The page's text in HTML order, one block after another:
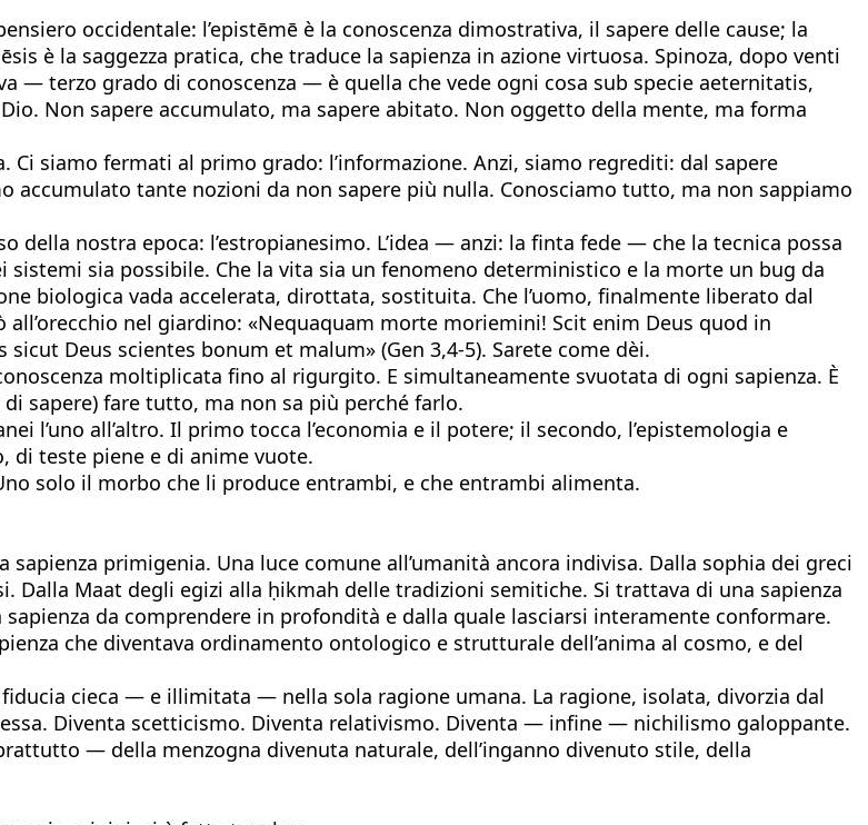
occidentale: l’epistēmē è la conoscenza dimostrativa, il sapere delle cause; la
è la saggezza pratica, che traduce la sapienza in azione virtuosa. Spinoza, dopo venti
— terzo grado di conoscenza — è quella che vede ogni cosa sub specie aeternitatis,
Non sapere accumulato, ma sapere abitato. Non oggetto della mente, ma forma
siamo fermati al primo grado: l’informazione. Anzi, siamo regrediti: dal sapere
accumulato tante nozioni da non sapere più nulla. Conosciamo tutto, ma non sappiamo
nostra epoca: l’estropianesimo. L’idea — anzi: la finta fede — che la tecnica possa
sia possibile. Che la vita sia un fenomeno deterministico e la morte un bug da
biologica vada accelerata, dirottata, sostituita. Che l’uomo, finalmente liberato dal
nel giardino: «Nequaquam morte moriemini! Scit enim Deus quod in
Deus scientes bonum et malum» (Gen 3,4-5). Sarete come dèi.
moltiplicata fino al rigurgito. E simultaneamente svuotata di ogni sapienza. È
sapere) fare tutto, ma non sa più perché farlo.
l’uno all’altro. Il primo tocca l’economia e il potere; il secondo, l’epistemologia e
di teste piene e di anime vuote.
solo il morbo che li produce entrambi, e che entrambi alimenta.
primigenia. Una luce comune all’umanità ancora indivisa. Dalla sophia dei greci
Maat degli egizi alla ḥikmah delle tradizioni semitiche. Si trattava di una sapienza
da comprendere in profondità e dalla quale lasciarsi interamente conformare.
che diventava ordinamento ontologico e strutturale dell’anima al cosmo, e del
cieca — e illimitata — nella sola ragione umana. La ragione, isolata, divorzia dal
Diventa scetticismo. Diventa relativismo. Diventa — infine — nichilismo galoppante.
— della menzogna divenuta naturale, dell’inganno divenuto stile, della